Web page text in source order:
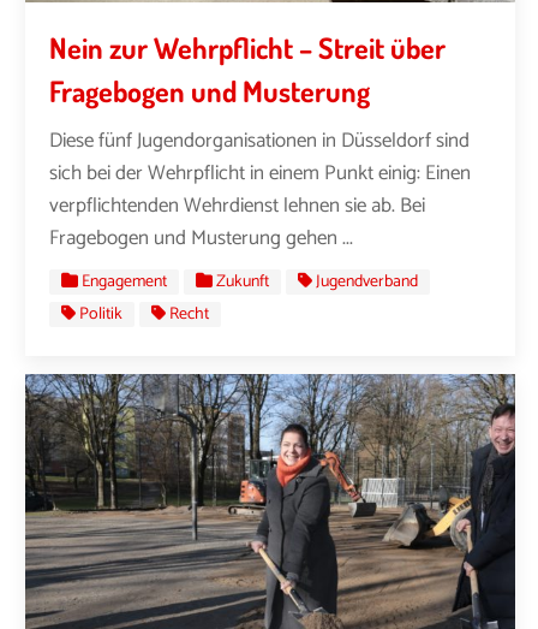
Nein zur Wehrpflicht – Streit über
Fragebogen und Musterung
Diese fünf Jugendorganisationen in Düsseldorf sind
sich bei der Wehrpflicht in einem Punkt einig: Einen
verpflichtenden Wehrdienst lehnen sie ab. Bei
Fragebogen und Musterung gehen ...
Engagement Zukunft
Jugendverband
Politik
Recht